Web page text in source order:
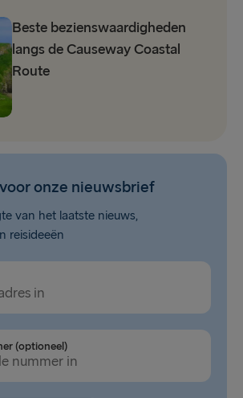
Beste bezienswaardigheden
langs de Causeway Coastal
Route
onze nieuwsbrief
van het laatste nieuws,
reisideeën
(optioneel)